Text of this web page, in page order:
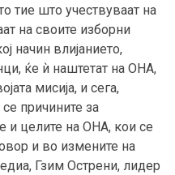
тие што учествуваат на
на своите изборни
начин влијанието,
ќе ѝ наштетат на ОНА,
мисија, и сега,
причините за
и целите на ОНА, кои се
и во измените на
Гзим Острени, лидер